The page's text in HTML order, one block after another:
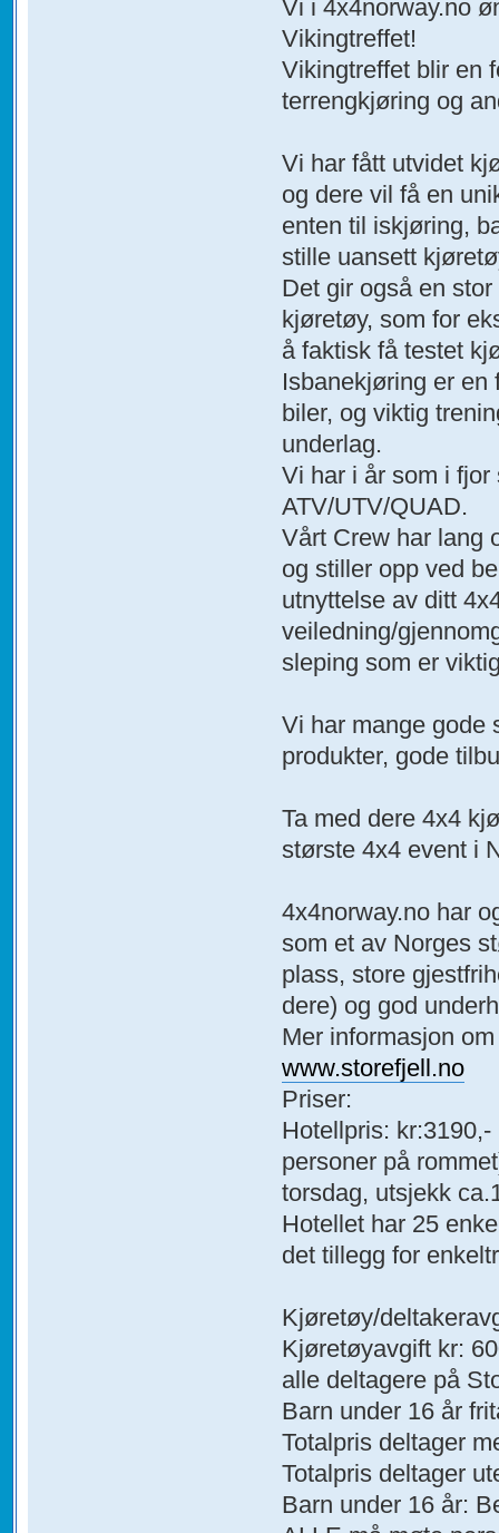
Vi i 4x4norway.no
Vikingtreffet!
Vikingtreffet blir en
terrengkjøring og
Vi har fått utvidet
og dere vil få en
enten til iskjøring,
stille uansett
Det gir også en
kjøretøy, som for
å faktisk få testet
Isbanekjøring er en
biler, og viktig
underlag.
Vi har i år som i
ATV/UTV/QUAD.
Vårt Crew har lang
og stiller opp ved
utnyttelse av ditt
veiledning/
sleping som er
Vi har mange gode
produkter, gode
Ta med dere 4x4
største 4x4 event i
4x4norway.no har
som et av Norges
plass, store
dere) og god
Mer informasjon
www.storefjell.no
Priser:
Hotellpris:
personer på
torsdag, utsjekk
Hotellet har 25
det tillegg for
Kjøretøy/
Kjøretøyavgift kr:
alle deltagere på
Barn under 16 år
Totalpris deltager
Totalpris deltager
Barn under 16 år: